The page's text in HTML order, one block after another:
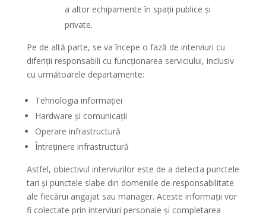
a altor echipamente în spații publice și
private.
Pe de altă parte, se va începe o fază de interviuri cu
diferiții responsabili cu funcționarea serviciului, inclusiv
cu următoarele departamente:
Tehnologia informației
Hardware și comunicații
Operare infrastructură
Întreținere infrastructură
Astfel, obiectivul interviurilor este de a detecta punctele
tari și punctele slabe din domeniile de responsabilitate
ale fiecărui angajat sau manager. Aceste informații vor
fi colectate prin interviuri personale și completarea